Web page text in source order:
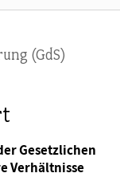
(GdS)
Gesetzlichen
Verhältnisse